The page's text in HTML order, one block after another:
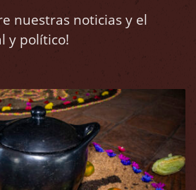
nuestras noticias y el
y político!